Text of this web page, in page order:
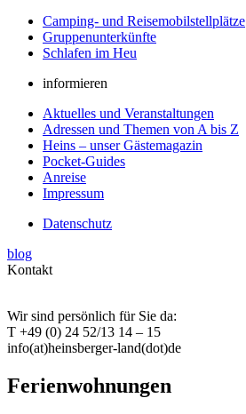
Camping- und Reisemobilstellplätze
Gruppenunterkünfte
Schlafen im Heu
informieren
Aktuelles und Veranstaltungen
Adressen und Themen von A bis Z
Heins – unser Gästemagazin
Pocket-Guides
Anreise
Impressum
Datenschutz
blog
Kontakt
Wir sind persönlich für Sie da:
T +49 (0) 24 52/13 14 – 15
info(at)heinsberger-land(dot)de
Ferienwohnungen